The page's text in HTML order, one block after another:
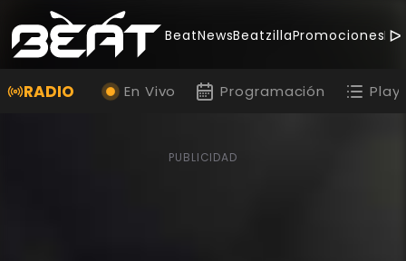
BeatNewsBeatzillaPromociones
RADIO En Vivo Programación
PUBLICIDAD